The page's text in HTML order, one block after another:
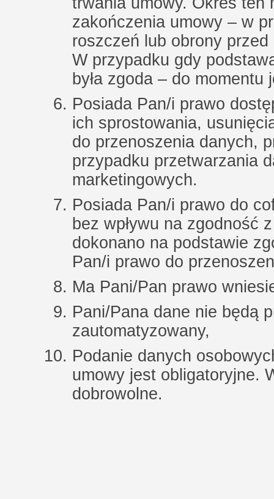
zakończenia umowy – w
roszczeń lub obrony
W przypadku gdy
była zgoda – do momentu
Posiada Pan/i prawo
ich sprostowania,
do przenoszenia danych,
przypadku przetwarzania
marketingowych.
Posiada Pan/i prawo do
bez wpływu na zgodność
dokonano na podstawie
Pan/i prawo do
Ma Pani/Pan prawo
Pani/Pana dane nie będą
zautomatyzowany,
Podanie danych
umowy jest obligatoryjne.
dobrowolne.